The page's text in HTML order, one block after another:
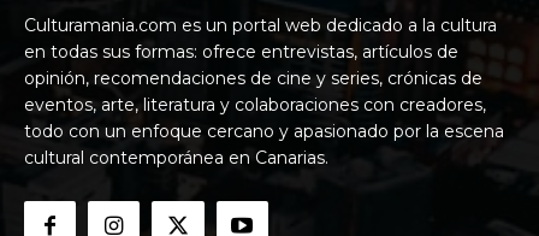
Culturamania.com es un portal web dedicado a la cultura
en todas sus formas: ofrece entrevistas, artículos de
opinión, recomendaciones de cine y series, crónicas de
eventos, arte, literatura y colaboraciones con creadores,
todo con un enfoque cercano y apasionado por la escena
cultural contemporánea en Canarias.